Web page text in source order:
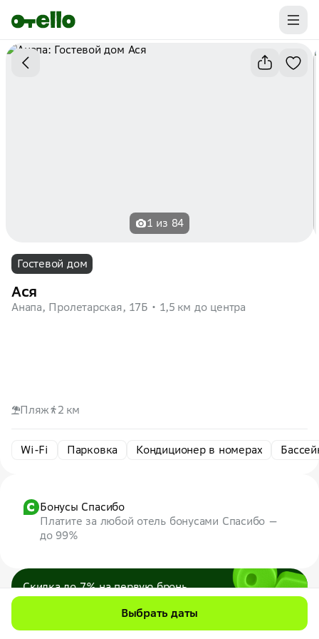
Промокоды на первую бронь уже ваши.
Забирайте выгоду
1 из 84
Гостевой дом
Ася
Анапа, Пролетарская, 17Б 1,5 км до центра
Пляж 2 км
Wi-Fi Парковка Кондиционер в номерах
Бонусы Спасибо
Платите за любой отель бонусами Спасибо —
до 99%
Скидка до 7% на первую бронь
по промокоду 7WEB
Все промокоды
Выбрать даты